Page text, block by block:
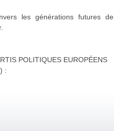
les générations futures de
POLITIQUES EUROPÉENS
: